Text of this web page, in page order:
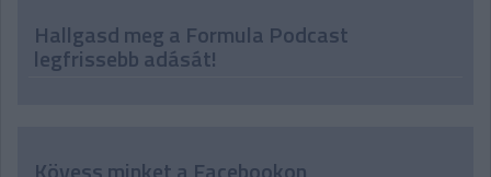
Hallgasd meg a Formula Podcast
legfrissebb adását!